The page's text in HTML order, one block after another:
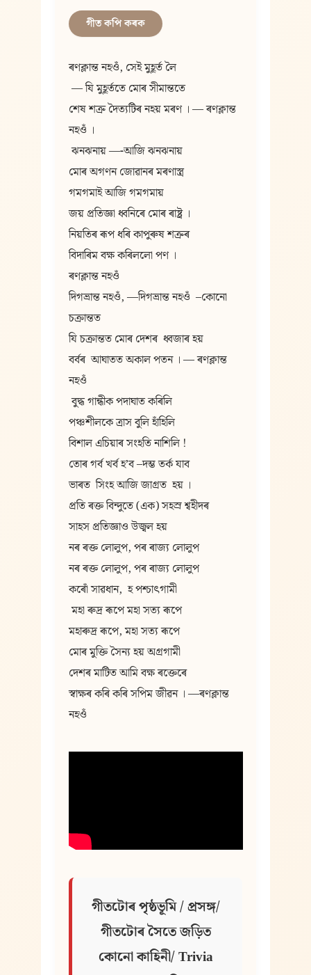
গীত কপি কৰক
ৰণক্লান্ত নহওঁ, সেই মুহূৰ্ত লৈ
— যি মুহূৰ্ততে মোৰ সীমান্ততে
শেষ শত্রু দৈত্যটিৰ নহয় মৰণ । — ৰণক্লান্ত
নহওঁ ।
ঝনঝনায় —-আজি ঝনঝনায়
মোৰ অগণন জোৱানৰ মৰণাস্ত্র
গমগমাই আজি গমগমায়
জয় প্রতিজ্ঞা ধ্বনিৰে মোৰ ৰাষ্ট্র ।
নিয়তিৰ ৰূপ ধৰি কাপুৰুষ শত্রুৰ
বিদাৰিম বক্ষ কৰিললো পণ ।
ৰণক্লান্ত নহওঁ
দিগভ্রান্ত নহওঁ, —দিগভ্রান্ত নহওঁ  –কোনো
চক্রান্তত
যি চক্রান্তত মোৰ দেশৰ  ধ্বজাৰ হয়
বৰ্বৰ  আঘাতত অকাল পতন । — ৰণক্লান্ত
নহওঁ
বুদ্ধ গান্ধীক পদাঘাত কৰিলি
পঞ্চশীলকে ত্রাস বুলি হাঁহিলি
বিশাল এচিয়াৰ সংহতি নাশিলি !
তোৰ গৰ্ব খৰ্ব হ’ব –দম্ভ তৰ্ক যাব
ভাৰত  সিংহ আজি জাগ্ৰত  হয় ।
প্রতি ৰক্ত বিন্দুতে (এক) সহস্র শ্বহীদৰ
সাহস প্রতিজ্ঞাও উজ্বল হয়
নৰ ৰক্ত লোলুপ, পৰ ৰাজ্য লোলুপ
নৰ ৰক্ত লোলুপ, পৰ ৰাজ্য লোলুপ
কৰোঁ সাৱধান,  হ পশ্চাৎগামী
মহা ৰুদ্র ৰূপে মহা সত্য ৰূপে
মহাৰুদ্র ৰূপে, মহা সত্য ৰূপে
মোৰ মুক্তি সৈন্য হয় অগ্রগামী
দেশৰ মাটিত আমি বক্ষ ৰক্তেৰে
স্বাক্ষৰ কৰি কৰি সপিম জীৱন । —ৰণক্লান্ত
নহওঁ
গীতটোৰ পৃষ্ঠভূমি / প্ৰসঙ্গ/
গীতটোৰ সৈতে জড়িত
কোনো কাহিনী/ Trivia